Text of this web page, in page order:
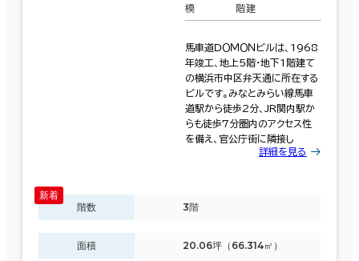
模
階建
馬車道ＤＯＭＯＮビルは、1968
年竣工、地上5階・地下1階建て
の横浜市中区弁天通に所在する
ビルです。みなとみらい線馬車
道駅から徒歩2分、JR関内駅か
らも徒歩7分圏内のアクセス性
を備え、官公庁街に隣接し
詳細を見る
階数 3階
面積 20.06坪（66.314㎡）